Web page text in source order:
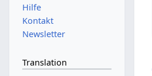
Hilfe
Kontakt
Newsletter
Translation